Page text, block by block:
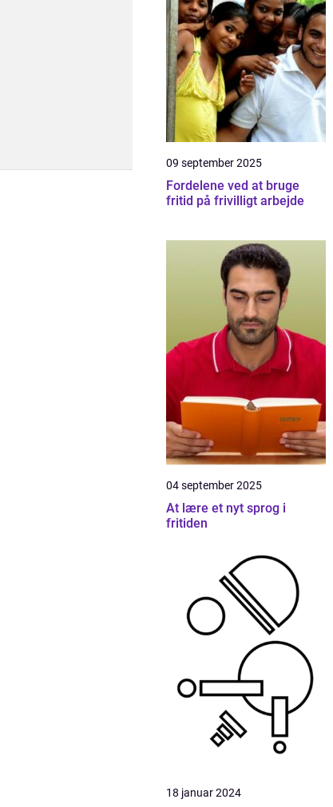
09 september 2025
Fordelene ved at bruge
fritid på frivilligt arbejde
04 september 2025
At lære et nyt sprog i
fritiden
18 januar 2024